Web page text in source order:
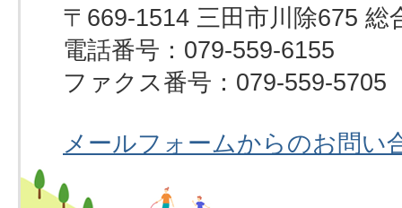
〒669-1514 三田市川除675 総
電話番号：079-559-6155
ファクス番号：079-559-5705
メールフォームからのお問い